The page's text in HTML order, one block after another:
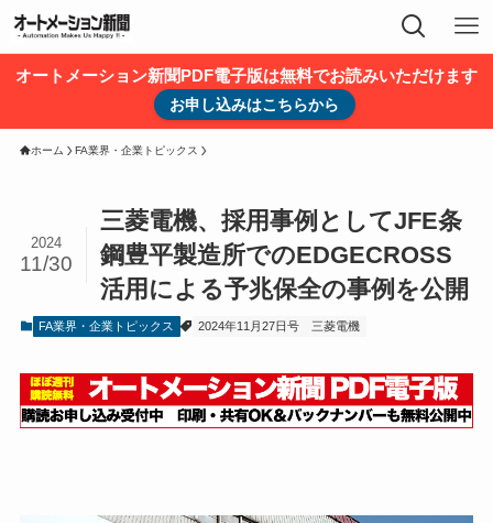
オートメーション新聞PDF電子版は無料でお読みいただけます
お申し込みはこちらから
ホーム FA業界・企業トピックス
三菱電機、採用事例としてJFE条
鋼豊平製造所でのEDGECROSS
活用による予兆保全の事例を公開
2024
11/30
FA業界・企業トピックス 2024年11月27日号 三菱電機